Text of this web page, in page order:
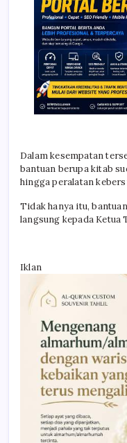
Dalam kesempatan
bantuan berupa kitab
hingga peralatan
Tidak hanya itu,
langsung kepada Ketua
Iklan